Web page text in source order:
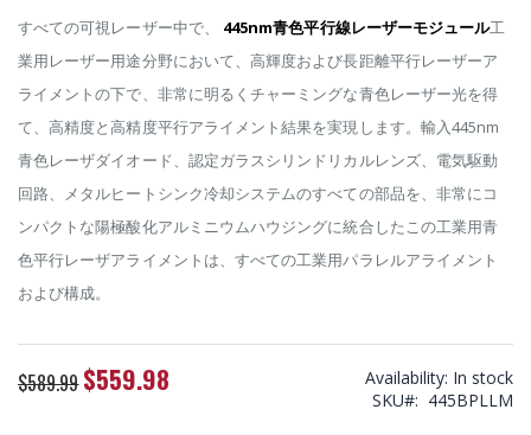
gallery
すべての可視レーザー中で、 445nm青色平行線レーザーモジュール工
業用レーザー用途分野において、高輝度および長距離平行レーザーア
ライメントの下で、非常に明るくチャーミングな青色レーザー光を得
て、高精度と高精度平行アライメント結果を実現します。輸入445nm
青色レーザダイオード、認定ガラスシリンドリカルレンズ、電気駆動
回路、メタルヒートシンク冷却システムのすべての部品を、非常にコ
ンパクトな陽極酸化アルミニウムハウジングに統合したこの工業用青
色平行レーザアライメントは、すべての工業用パラレルアライメント
および構成。
$589.99 Special
Price
$559.98 Availability: In stock
SKU
445BPLLM